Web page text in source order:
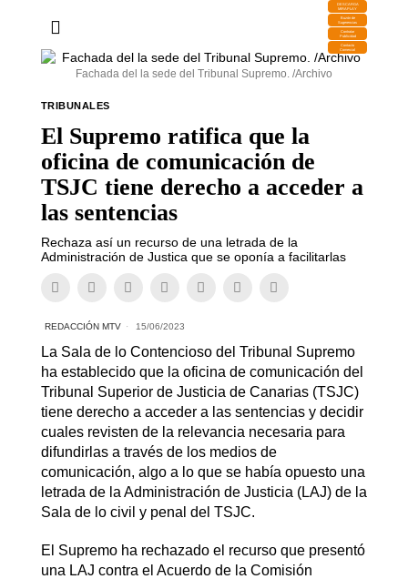
DESCARGA
MIRAPLAY
Buzón de
Sugerencias
Contratar
Publicidad
Contacto
Comercial
Fachada del la sede del Tribunal Supremo. /Archivo
TRIBUNALES
El Supremo ratifica que la
oficina de comunicación de
TSJC tiene derecho a acceder a
las sentencias
Rechaza así un recurso de una letrada de la
Administración de Justica que se oponía a facilitarlas
REDACCIÓN MTV 15/06/2023
La Sala de lo Contencioso del Tribunal Supremo
ha establecido que la oficina de comunicación del
Tribunal Superior de Justicia de Canarias (TSJC)
tiene derecho a acceder a las sentencias y decidir
cuales revisten de la relevancia necesaria para
difundirlas a través de los medios de
comunicación, algo a lo que se había opuesto una
letrada de la Administración de Justicia (LAJ) de la
Sala de lo civil y penal del TSJC.
El Supremo ha rechazado el recurso que presentó
una LAJ contra el Acuerdo de la Comisión